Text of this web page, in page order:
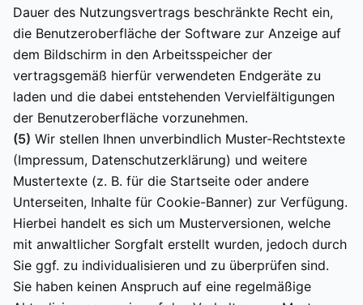
Dauer des Nutzungsvertrags beschränkte Recht ein,
die Benutzeroberfläche der Software zur Anzeige auf
dem Bildschirm in den Arbeitsspeicher der
vertragsgemäß hierfür verwendeten Endgeräte zu
laden und die dabei entstehenden Vervielfältigungen
der Benutzeroberfläche vorzunehmen.
(5) Wir stellen Ihnen unverbindlich Muster-Rechtstexte
(Impressum, Datenschutzerklärung) und weitere
Mustertexte (z. B. für die Startseite oder andere
Unterseiten, Inhalte für Cookie-Banner) zur Verfügung.
Hierbei handelt es sich um Musterversionen, welche
mit anwaltlicher Sorgfalt erstellt wurden, jedoch durch
Sie ggf. zu individualisieren und zu überprüfen sind.
Sie haben keinen Anspruch auf eine regelmäßige